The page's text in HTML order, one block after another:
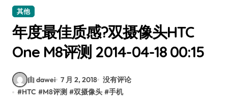
其他
年度最佳质感?双摄像头HTC
One M8评测 2014-04-18 00:15
由 dawei 7 月 2, 2018 没有评论
#HTC #M8评测 #双摄像头 #手机